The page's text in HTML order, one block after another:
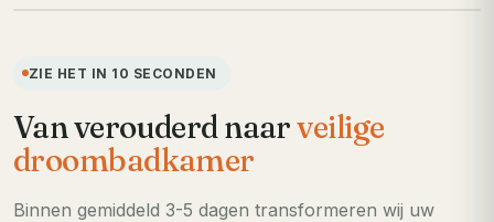
ZIE HET IN 10 SECONDEN
Van verouderd naarveilige
droombadkamer
Binnen gemiddeld 3-5 dagen transformeren wij uw